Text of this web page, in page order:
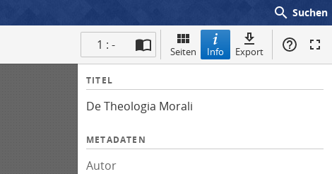
search Suchen
1 : - Seiten Info Export
I
f
TITEL
De Theologia Morali
METADATEN
Autor